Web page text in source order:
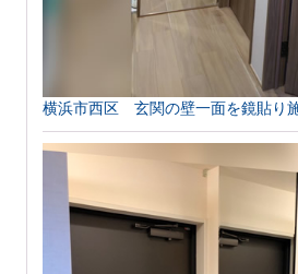
横浜市西区 玄関の壁一面を鏡貼り